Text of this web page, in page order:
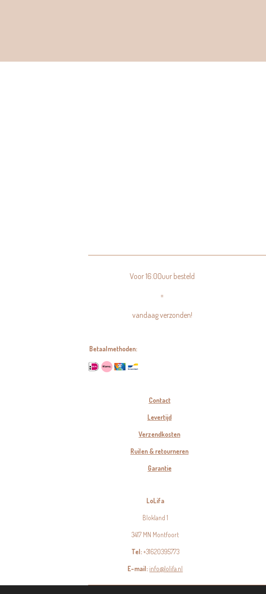
Voor 16:00uur besteld
=
vandaag verzonden!
Betaalmethoden:
Contact
Levertijd
Verzendkosten
Ruilen & retourneren
Garantie
LoLifa
Blokland 1
3417 MN Montfoort
Tel:+31620395773
E-mail:info@lolifa.nl